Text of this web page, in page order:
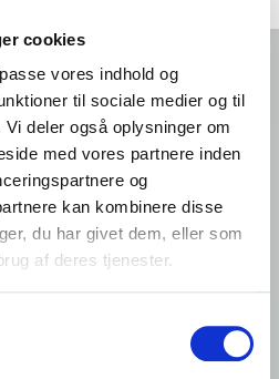
cookies
vores indhold og
til sociale medier og til
deler også oplysninger om
med vores partnere inden
og
kan kombinere disse
du har givet dem, eller som
af deres tjenester.